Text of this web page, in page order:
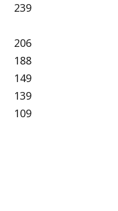
239
206
188
149
139
109